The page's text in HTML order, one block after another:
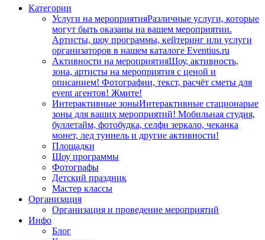
Категории
Услуги на мероприятияРазличные услуги, которые
могут быть оказаны на вашем мероприятии.
Артисты, шоу программы, кейтеринг или услуги
организаторов в нашем каталоге Eventius.ru
Активности на мероприятияШоу, активность,
зона, артисты на мероприятия с ценой и
описанием! Фотографии, текст, расчёт сметы для
event агентов! Жмите!
Интерактивные зоныИнтерактивные стационарые
зоны для ваших мероприятий! Мобильная студия,
буллетайм, фотобудка, селфи зеркало, чеканка
монет, лед туннель и другие активности!
Площадки
Шоу программы
Фотографы
Детский праздник
Мастер классы
Организация
Организация и проведение мероприятий
Инфо
Блог